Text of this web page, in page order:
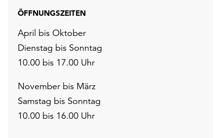
ÖFFNUNGSZEITEN
April bis Oktober
Dienstag bis Sonntag
10.00 bis 17.00 Uhr
November bis März
Samstag bis Sonntag
10.00 bis 16.00 Uhr